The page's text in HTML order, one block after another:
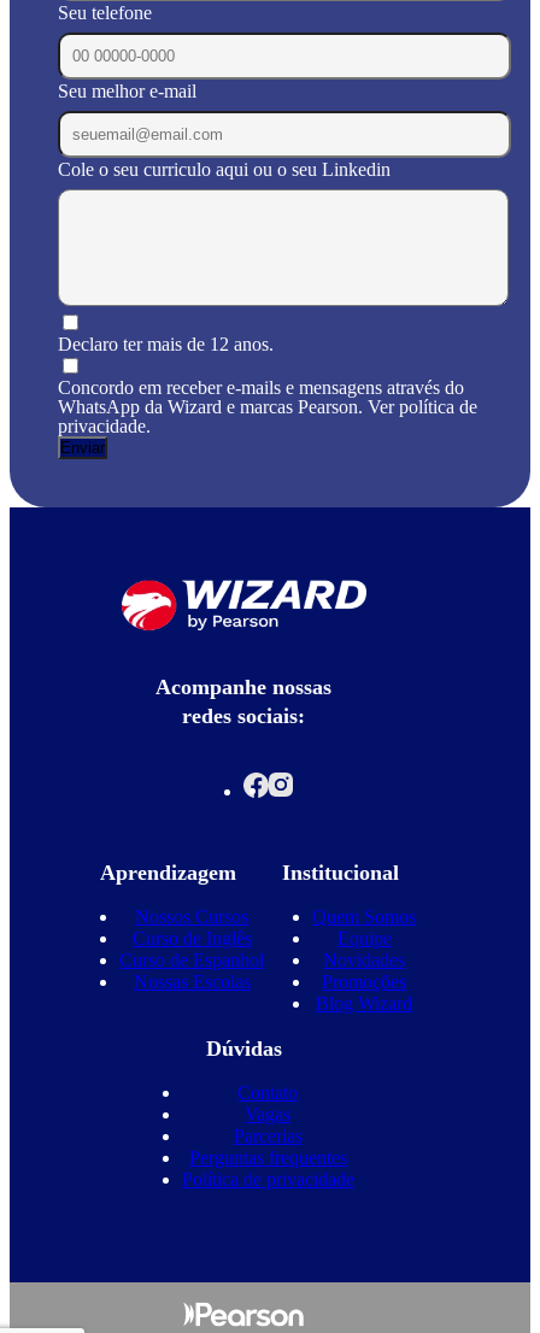
Seu telefone
Seu melhor e-mail
Cole o seu curriculo aqui ou o seu Linkedin
Declaro ter mais de 12 anos.
Concordo em receber e-mails e mensagens através do
WhatsApp da Wizard e marcas Pearson. Ver política de
privacidade.
Acompanhe nossas
redes sociais:
Aprendizagem
Nossos Cursos
Curso de Inglês
Curso de Espanhol
Nossas Escolas
Institucional
Quem Somos
Equipe
Novidades
Promoções
Blog Wizard
Dúvidas
Contato
Vagas
Parcerias
Perguntas frequentes
Política de privacidade